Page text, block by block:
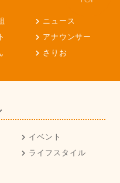
ニュース
アナウンサー
さりお
イベント
ライフスタイル